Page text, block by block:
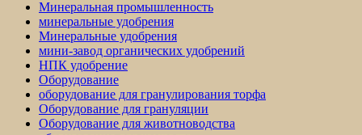
Минеральная промышленность
минеральные удобрения
Минеральные удобрения
мини-завод органических удобрений
НПК удобрение
Оборудование
оборудование для гранулирования торфа
Оборудование для грануляции
Оборудование для животноводства